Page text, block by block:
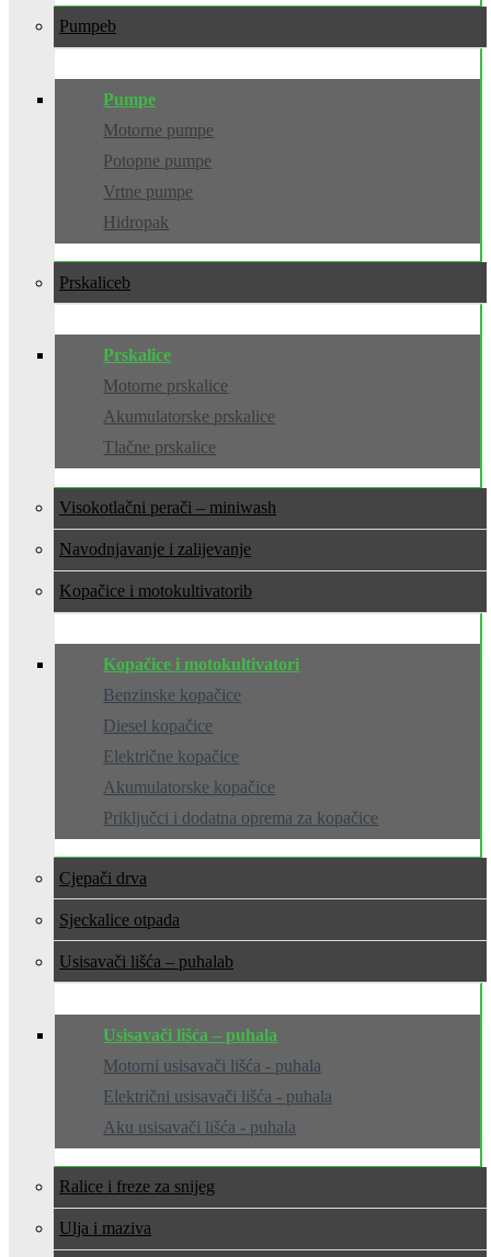
Pumpe
Pumpe
Motorne pumpe
Potopne pumpe
Vrtne pumpe
Hidropak
Prskalice
Prskalice
Motorne prskalice
Akumulatorske prskalice
Tlačne prskalice
Visokotlačni perači – miniwash
Navodnjavanje i zalijevanje
Kopačice i motokultivatori
Kopačice i motokultivatori
Benzinske kopačice
Diesel kopačice
Električne kopačice
Akumulatorske kopačice
Priključci i dodatna oprema za kopačice
Cjepači drva
Sjeckalice otpada
Usisavači lišća – puhala
Usisavači lišća – puhala
Motorni usisavači lišća - puhala
Električni usisavači lišća - puhala
Aku usisavači lišća - puhala
Ralice i freze za snijeg
Ulja i maziva